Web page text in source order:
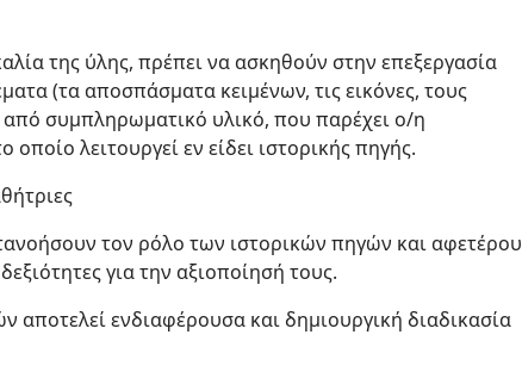
της ύλης, πρέπει να ασκηθούν στην επεξεργασία
(τα αποσπάσματα κειμένων, τις εικόνες, τους
από συμπληρωματικό υλικό, που παρέχει ο/η
λειτουργεί εν είδει ιστορικής πηγής.
τον ρόλο των ιστορικών πηγών και αφετέρου
για την αξιοποίησή τους.
ενδιαφέρουσα και δημιουργική διαδικασία